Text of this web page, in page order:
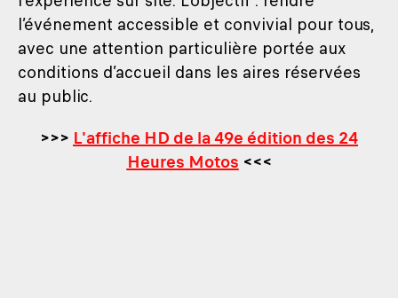
l’événement accessible et convivial pour tous,
avec une attention particulière portée aux
conditions d’accueil dans les aires réservées
au public.
>>> L'affiche HD de la 49e édition des 24
Heures Motos <<<